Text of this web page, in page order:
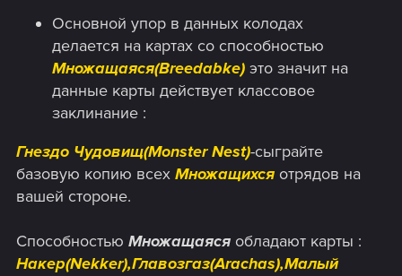
Основной упор в данных колодах
делается на картах со способностью
Множащаяся(Breedabke) это значит на
данные карты действует классовое
заклинание :
Гнездо Чудовищ(Monster Nest)-сыграйте
базовую копию всех Множащихся отрядов на
вашей стороне.
Способностью Множащаяся обладают карты :
Накер(Nekker),Главозгаз(Arachas),Малый